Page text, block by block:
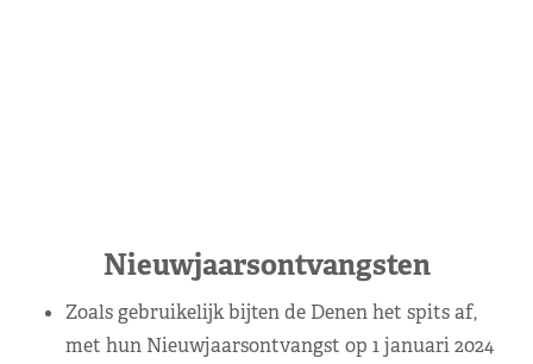
Nieuwjaarsontvangsten
Zoals gebruikelijk bijten de Denen het spits af,
met hun Nieuwjaarsontvangst op 1 januari 2024